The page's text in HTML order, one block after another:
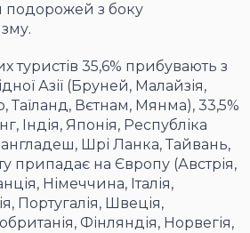
подорожей з боку
туристів 35,6% прибувають з
Азії (Бруней, Малайзія,
Таїланд, Вєтнам, Мянма), 33,5%
Індія, Японія, Республіка
Шрі Ланка, Тайвань,
припадає на Європу (Австрія,
Німеччина, Італія,
Португалія, Швеція,
Фінляндія, Норвегія,